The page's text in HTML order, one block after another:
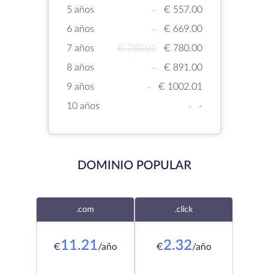
5 años
-
€ 557.00
6 años
-
€ 669.00
7 años
€ 780.01
€ 780.00
8 años
-
€ 891.00
9 años
-
€ 1002.01
10 años
- -
DOMINIO POPULAR
.com
€11.21/año
.click
€2.32/año